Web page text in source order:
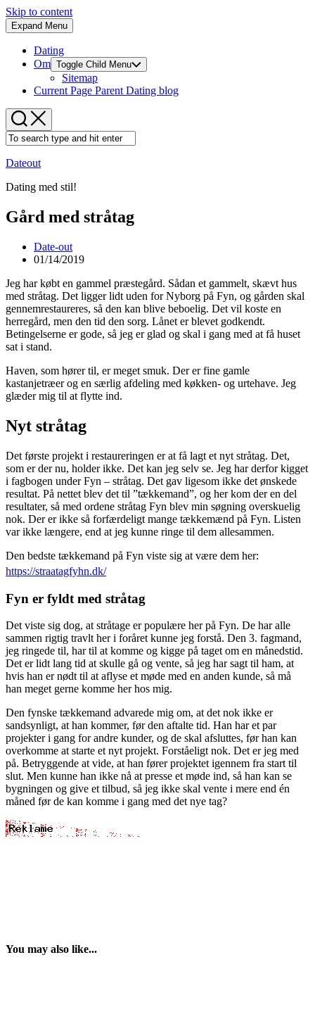
Skip to content
Expand Menu
Dating
Om Toggle Child Menu
Sitemap
Current Page Parent Dating blog
Dateout
Dating med stil!
Gård med stråtag
Date-out
01/14/2019
Jeg har købt en gammel præstegård. Sådan et gammelt, skævt hus
med stråtag. Det ligger lidt uden for Nyborg på Fyn, og gården skal
gennemrestaureres, så den kan blive beboelig. Det vil koste en
herregård, men den tid den sorg. Lånet er blevet godkendt.
Betingelserne er gode, så jeg er glad og skal i gang med at få huset
sat i stand.
Haven, som hører til, er meget smuk. Der er fine gamle
kastanjetræer og en særlig afdeling med køkken- og urtehave. Jeg
glæder mig til at flytte ind.
Nyt stråtag
Det første projekt i restaureringen er at få lagt et nyt stråtag. Det,
som er der nu, holder ikke. Det kan jeg selv se. Jeg har derfor kigget
i fagbogen under Fyn – stråtag. Det gav ligesom ikke det ønskede
resultat. På nettet blev det til ”tækkemand”, og her kom der en del
resultater, så med ordene stråtag Fyn blev min søgning overskuelig
nok. Der er ikke så forfærdeligt mange tækkemænd på Fyn. Listen
var ikke længere, end at jeg kunne ringe til dem allesammen.
Den bedste tækkemand på Fyn viste sig at være dem her:
https://straatagfyhn.dk/
Fyn er fyldt med stråtag
Det viste sig dog, at stråtage er populære her på Fyn. De har alle
sammen rigtig travlt her i foråret kunne jeg forstå. Den 3. fagmand,
jeg ringede til, har til at komme og kigge på taget om en månedstid.
Det er lidt lang tid at skulle gå og vente, så jeg har sagt til ham, at
hvis han er nødt til at aflyse et møde med en anden kunde, så må
han meget gerne komme her hos mig.
Den fynske tækkemand advarede mig om, at det nok ikke er
sandsynligt, at han kommer, før den aftalte tid. Han har et par
projekter i gang for andre kunder, og de skal afsluttes, før han kan
overkomme at starte et nyt projekt. Forståeligt nok. Det er jeg med
på. Betryggende at vide, at han fører projektet igennem fra start til
slut. Men kunne han ikke nå at presse et møde ind, så han kan se
bygningen og give et tilbud, så jeg ikke skal vente i mere end én
måned før de kan komme i gang med det nye tag?
You may also like...